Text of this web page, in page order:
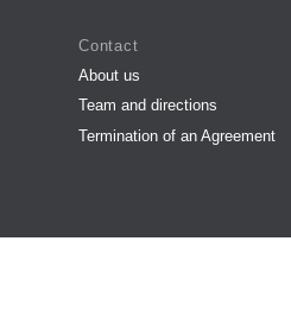
Contact
About us
Team and directions
Termination of an Agreement